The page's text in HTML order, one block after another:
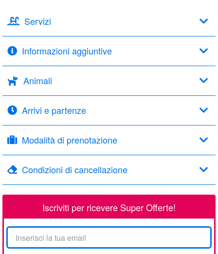
Servizi
Informazioni aggiuntive
Animali
Arrivi e partenze
Modalità di prenotazione
Condizioni di cancellazione
Iscriviti per ricevere Super Offerte!
La
tua
email